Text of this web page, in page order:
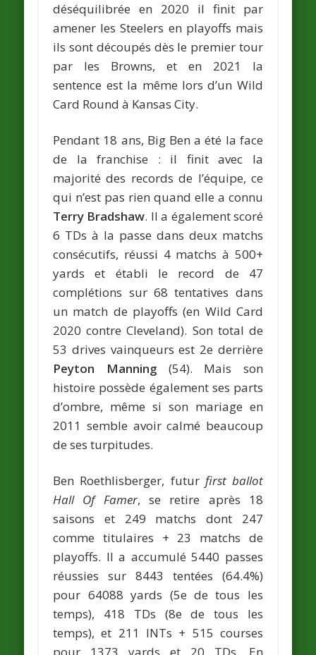
déséquilibrée en 2020 il finit par
amener les Steelers en playoffs mais
ils sont découpés dès le premier tour
par les Browns, et en 2021 la
sentence est la même lors d’un Wild
Card Round à Kansas City.
Pendant 18 ans, Big Ben a été la face
de la franchise : il finit avec la
majorité des records de l’équipe, ce
qui n’est pas rien quand elle a connu
Terry Bradshaw. Il a également scoré
6 TDs à la passe dans deux matchs
consécutifs, réussi 4 matchs à 500+
yards et établi le record de 47
complétions sur 68 tentatives dans
un match de playoffs (en Wild Card
2020 contre Cleveland). Son total de
53 drives vainqueurs est 2e derrière
Peyton Manning (54). Mais son
histoire possède également ses parts
d’ombre, même si son mariage en
2011 semble avoir calmé beaucoup
de ses turpitudes.
Ben Roethlisberger, futur first ballot
Hall Of Famer, se retire après 18
saisons et 249 matchs dont 247
comme titulaires + 23 matchs de
playoffs. Il a accumulé 5440 passes
réussies sur 8443 tentées (64.4%)
pour 64088 yards (5e de tous les
temps), 418 TDs (8e de tous les
temps), et 211 INTs + 515 courses